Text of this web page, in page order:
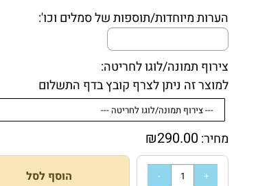
הערות מיוחדות/תוספות של סמלים וכו':
צירוף תמונה/לוגו לחריטה:
למוצר זה ניתן לצרף קובץ בדף התשלום
מחיר: ₪290.00
הוסף לסל